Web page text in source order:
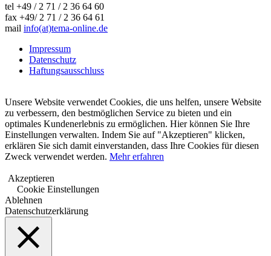
tel +49 / 2 71 / 2 36 64 60
fax +49/ 2 71 / 2 36 64 61
mail info(at)tema-online.de
Impressum
Datenschutz
Haftungsausschluss
Unsere Website verwendet Cookies, die uns helfen, unsere Website
zu verbessern, den bestmöglichen Service zu bieten und ein
optimales Kundenerlebnis zu ermöglichen. Hier können Sie Ihre
Einstellungen verwalten. Indem Sie auf "Akzeptieren" klicken,
erklären Sie sich damit einverstanden, dass Ihre Cookies für diesen
Zweck verwendet werden. Mehr erfahren
Akzeptieren
Cookie Einstellungen
Ablehnen
Datenschutzerklärung